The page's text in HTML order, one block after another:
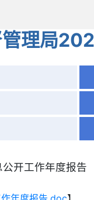
理局
开工作年度报告